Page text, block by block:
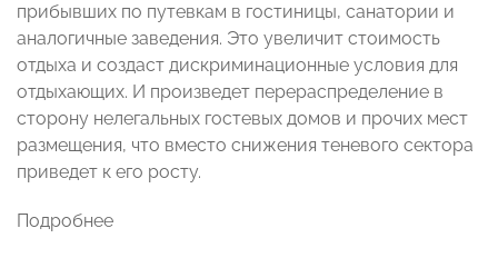
прибывших по путевкам в гостиницы, санатории и
аналогичные заведения. Это увеличит стоимость
отдыха и создаст дискриминационные условия для
отдыхающих. И произведет перераспределение в
сторону нелегальных гостевых домов и прочих мест
размещения, что вместо снижения теневого сектора
приведет к его росту.
Подробнее